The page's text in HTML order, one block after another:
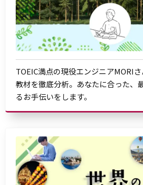
TOEIC満点の現役エンジニアMORI
教材を徹底分析。あなたに合った、
るお手伝いをします。